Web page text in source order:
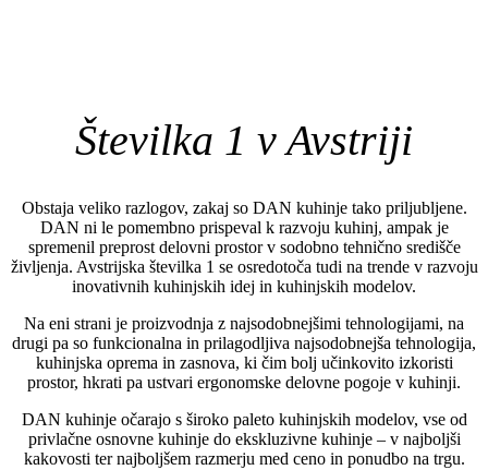
Številka 1 v Avstriji
Obstaja veliko razlogov, zakaj so DAN kuhinje tako priljubljene.
DAN ni le pomembno prispeval k razvoju kuhinj, ampak je
spremenil preprost delovni prostor v sodobno tehnično središče
življenja. Avstrijska številka 1 se osredotoča tudi na trende v razvoju
inovativnih kuhinjskih idej in kuhinjskih modelov.
Na eni strani je proizvodnja z najsodobnejšimi tehnologijami, na
drugi pa so funkcionalna in prilagodljiva najsodobnejša tehnologija,
kuhinjska oprema in zasnova, ki čim bolj učinkovito izkoristi
prostor, hkrati pa ustvari ergonomske delovne pogoje v kuhinji.
DAN kuhinje očarajo s široko paleto kuhinjskih modelov, vse od
privlačne osnovne kuhinje do ekskluzivne kuhinje – v najboljši
kakovosti ter najboljšem razmerju med ceno in ponudbo na trgu.